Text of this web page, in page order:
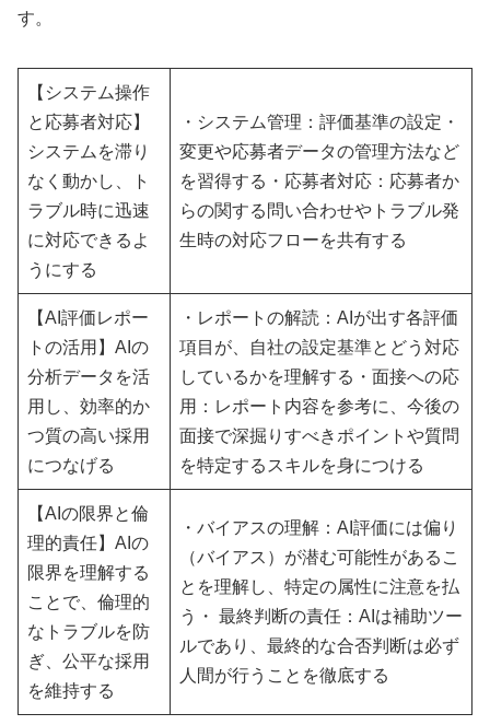
す。
【システム操作
と応募者対応】
システムを滞り
なく動かし、ト
ラブル時に迅速
に対応できるよ
うにする
・システム管理：評価基準の設定・
変更や応募者データの管理方法など
を習得する・応募者対応：応募者か
らの関する問い合わせやトラブル発
生時の対応フローを共有する
【AI評価レポー
トの活用】AIの
分析データを活
用し、効率的か
つ質の高い採用
につなげる
・レポートの解読：AIが出す各評価
項目が、自社の設定基準とどう対応
しているかを理解する・面接への応
用：レポート内容を参考に、今後の
面接で深掘りすべきポイントや質問
を特定するスキルを身につける
【AIの限界と倫
理的責任】AIの
限界を理解する
ことで、倫理的
なトラブルを防
ぎ、公平な採用
を維持する
・バイアスの理解：AI評価には偏り
（バイアス）が潜む可能性があるこ
とを理解し、特定の属性に注意を払
う・ 最終判断の責任：AIは補助ツー
ルであり、最終的な合否判断は必ず
人間が行うことを徹底する